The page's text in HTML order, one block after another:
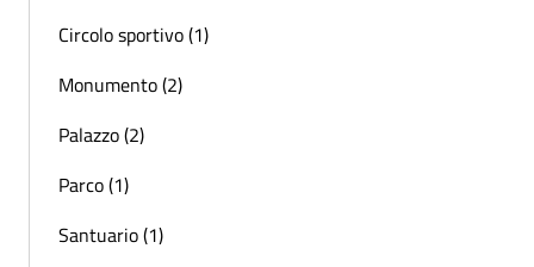
Circolo sportivo (1)
Monumento (2)
Palazzo (2)
Parco (1)
Santuario (1)